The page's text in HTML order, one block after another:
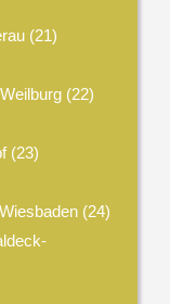
(21)
(22)
(23)
(24)